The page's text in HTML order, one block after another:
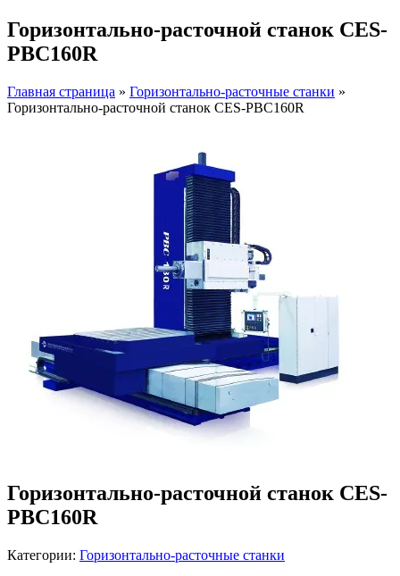
Горизонтально-расточной станок CES-
PBC160R
Главная страница » Горизонтально-расточные станки »
Горизонтально-расточной станок CES-PBC160R
Горизонтально-расточной станок CES-
PBC160R
Категории: Горизонтально-расточные станки